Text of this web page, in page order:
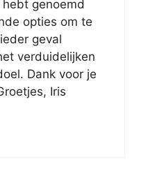
genoemd
opties om te
geval
verduidelijken
Dank voor je
Iris